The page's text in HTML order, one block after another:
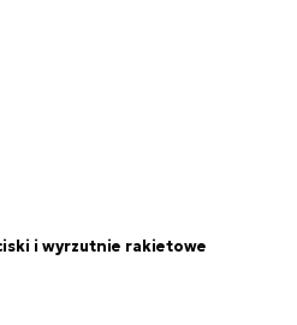
i wyrzutnie rakietowe